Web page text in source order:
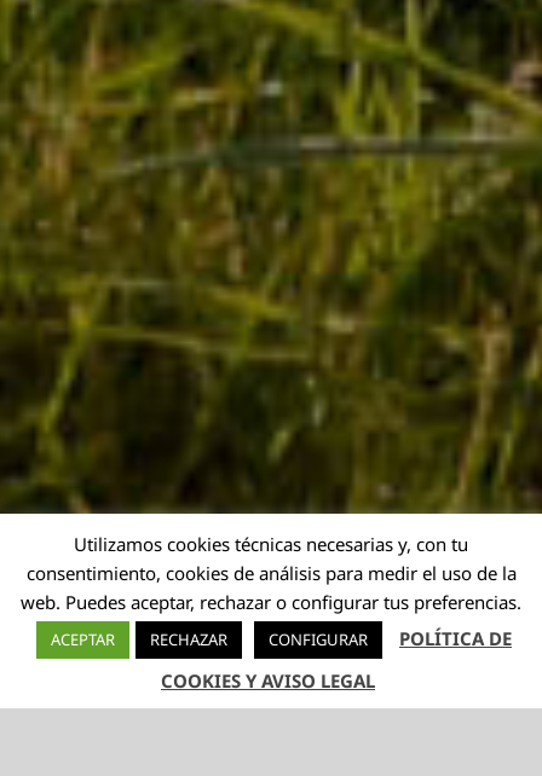
Utilizamos cookies técnicas necesarias y, con tu
consentimiento, cookies de análisis para medir el uso de la
web. Puedes aceptar, rechazar o configurar tus preferencias.
ACEPTAR RECHAZAR CONFIGURAR
POLÍTICA DE
COOKIES Y AVISO LEGAL